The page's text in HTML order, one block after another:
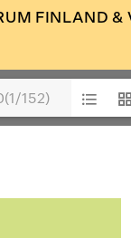
152)